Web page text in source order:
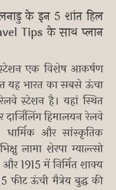
के इन 5 शांत हिल
Tips के साथ प्लान
स्टेशन एक विशेष आकर्षण
यह भारत का सबसे ऊंचा
स्टेशन है। यहां स्थित
हिमालयन रेलवे
और सांस्कृतिक
लामा शेरपा ग्याल्त्सो
और 1915 में निर्मित शाक्य
ऊंची मैत्रेय बुद्ध की